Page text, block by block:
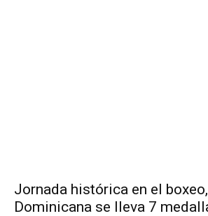
Jornada histórica en el
Dominicana se lleva 7